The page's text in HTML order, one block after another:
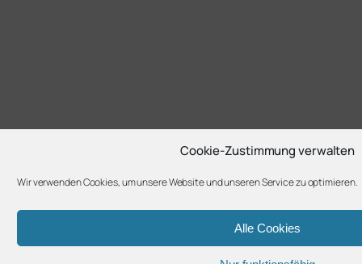
Cookie-Zustimmung verwalten
Wir verwenden Cookies, um unsere Website und unseren Service zu optimieren.
Alle Cookies